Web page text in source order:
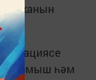
тормыш һәм